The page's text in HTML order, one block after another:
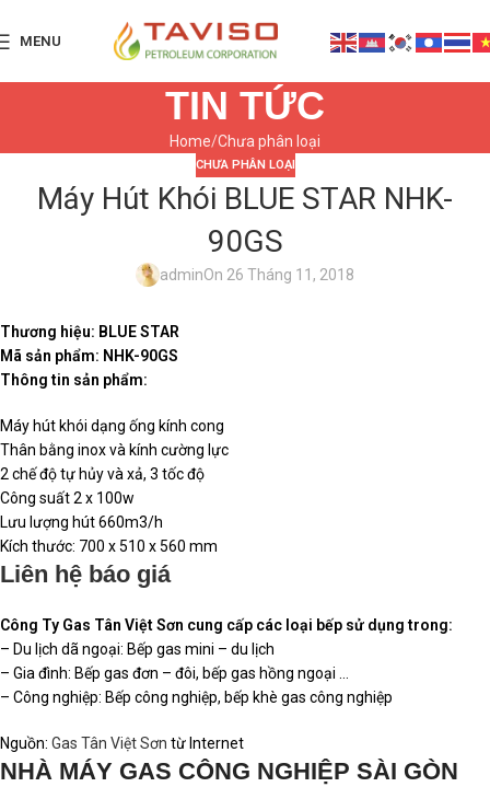
MENU
TIN TỨC
Home Chưa phân loại
CHƯA PHÂN LOẠI
Máy Hút Khói BLUE STAR NHK-
90GS
adminOn 26 Tháng 11, 2018
Thương hiệu: BLUE STAR
Mã sản phẩm: NHK-90GS
Thông tin sản phẩm:
Máy hút khói dạng ống kính cong
Thân bằng inox và kính cường lực
2 chế độ tự hủy và xả, 3 tốc độ
Công suất 2 x 100w
Lưu lượng hút 660m3/h
Kích thước: 700 x 510 x 560 mm
Liên hệ báo giá
Công Ty Gas Tân Việt Sơn cung cấp các loại bếp sử dụng trong:
– Du lịch dã ngoại: Bếp gas mini – du lịch
– Gia đình: Bếp gas đơn – đôi, bếp gas hồng ngoại …
– Công nghiệp: Bếp công nghiệp, bếp khè gas công nghiệp
Nguồn: Gas Tân Việt Sơn từ Internet
NHÀ MÁY GAS CÔNG NGHIỆP SÀI GÒN